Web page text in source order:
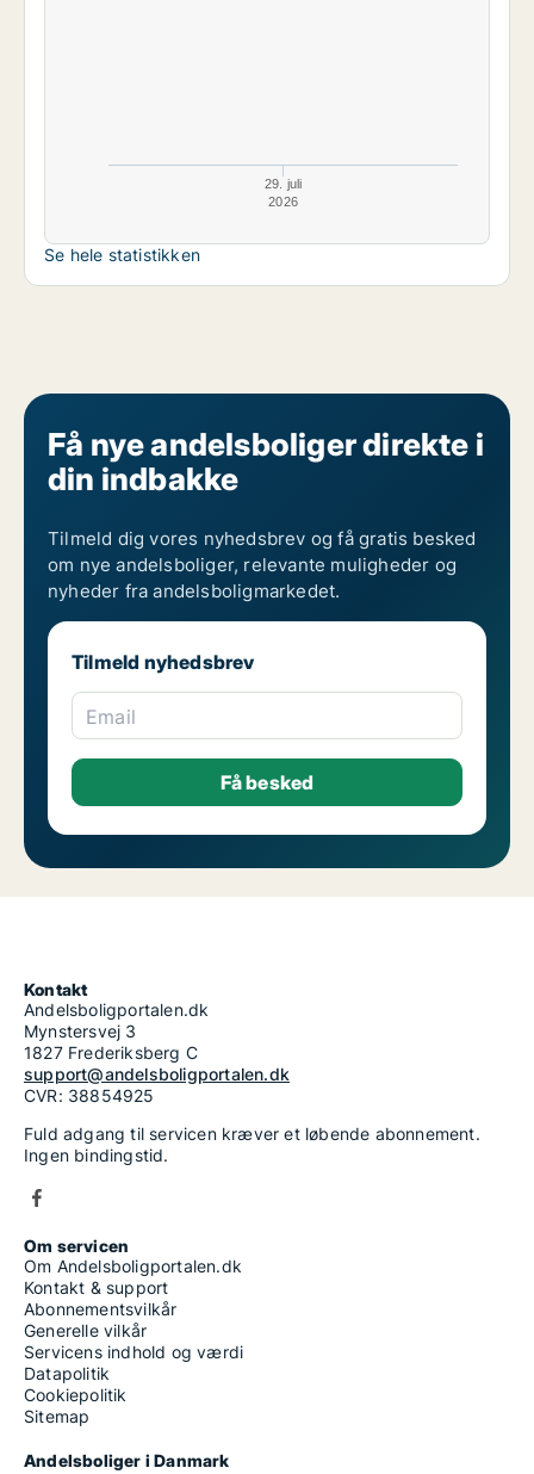
29. juli
2026
Se hele statistikken
Få nye andelsboliger direkte i
din indbakke
Tilmeld dig vores nyhedsbrev og få gratis besked
om nye andelsboliger, relevante muligheder og
nyheder fra andelsboligmarkedet.
Tilmeld nyhedsbrev
Email
Kontakt
Andelsboligportalen.dk
Mynstersvej 3
1827 Frederiksberg C
support@andelsboligportalen.dk
CVR: 38854925
Fuld adgang til servicen kræver et løbende abonnement.
Ingen bindingstid.
Om servicen
Om Andelsboligportalen.dk
Kontakt & support
Abonnementsvilkår
Generelle vilkår
Servicens indhold og værdi
Datapolitik
Cookiepolitik
Sitemap
Andelsboliger i Danmark